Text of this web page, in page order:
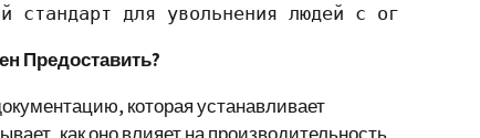
стандарт для увольнения людей с
Предоставить?
которая устанавливает